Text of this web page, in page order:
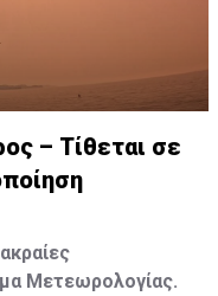
– Τίθεται σε
Μετεωρολογίας.